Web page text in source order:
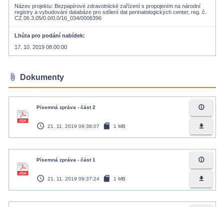
Název projektu: Bezpapírové zdravotnické zařízení s propojením na národní
registry a vybudování databáze pro sdílení dat perinatologických center, reg. č.
CZ.06.3.05/0.0/0.0/16_034/0006396
Lhůta pro podání nabídek
17. 10. 2019 08:00:00
attach_file Dokumenty
Písemná zpráva - část 2
access_time 21. 11. 2019 09:38:07 sd_card 1 MB
info_outline
file_download
Písemná zpráva - část 1
access_time 21. 11. 2019 09:37:24 sd_card 1 MB
info_outline
file_download